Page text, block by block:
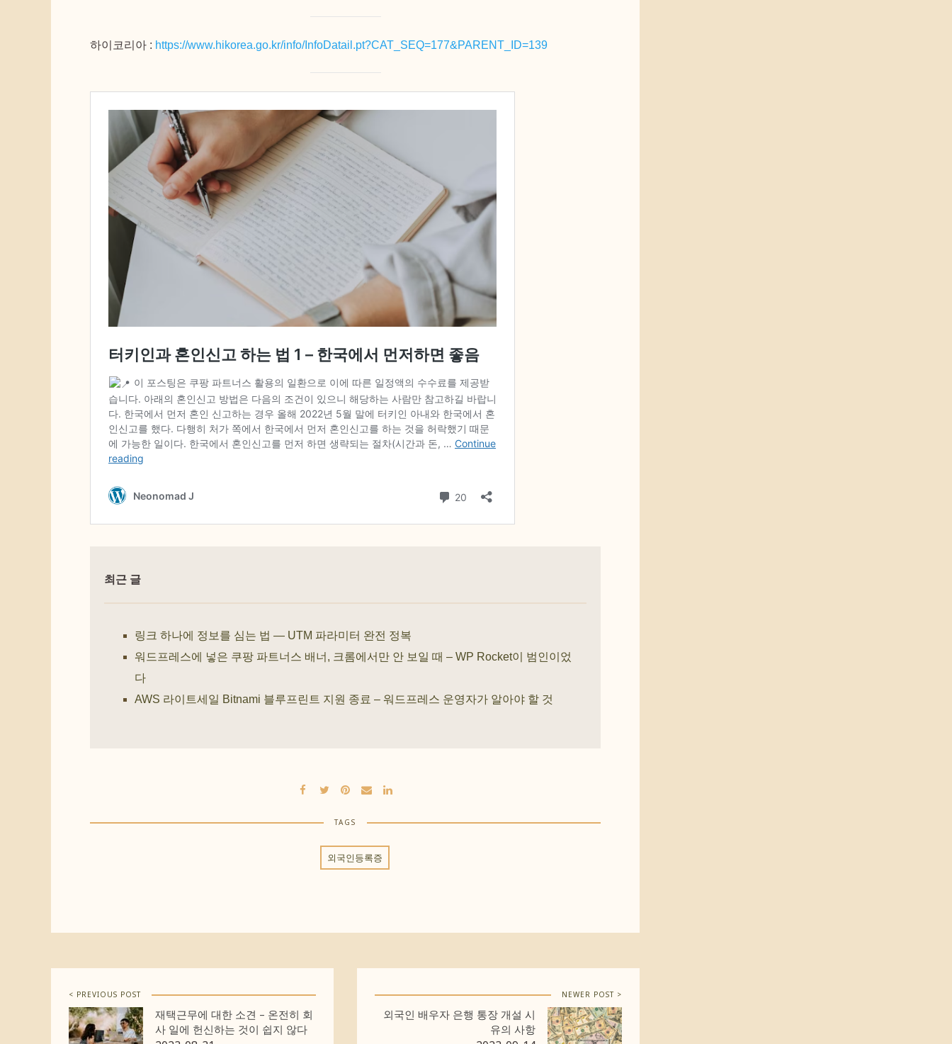
하이코리아 : https://www.hikorea.go.kr/info/InfoDatail.pt?CAT_SEQ=177&PARENT_ID=139
최근 글
링크 하나에 정보를 심는 법 — UTM 파라미터 완전 정복
워드프레스에 넣은 쿠팡 파트너스 배너, 크롬에서만 안 보일 때 – WP Rocket이 범인이었
다
AWS 라이트세일 Bitnami 블루프린트 지원 종료 – 워드프레스 운영자가 알아야 할 것
TAGS
외국인등록증
< PREVIOUS POST
재택근무에 대한 소견 – 온전히 회
사 일에 헌신하는 것이 쉽지 않다
NEWER POST >
외국인 배우자 은행 통장 개설 시
유의 사항